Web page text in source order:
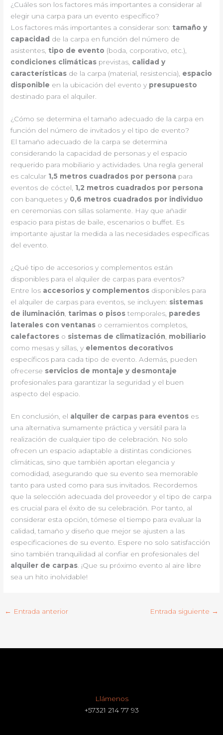
¿Cuáles son los factores más importantes a considerar al
elegir una carpa para un evento específico?
Los factores más importantes a considerar son: tamaño y
capacidad de la carpa en función del número de
asistentes, tipo de evento (boda, corporativo, etc.),
condiciones climáticas previstas, calidad y
características de la carpa (material, resistencia), espacio
disponible en la ubicación del evento y presupuesto
destinado para el alquiler.
¿Cómo se determina el tamaño adecuado de la carpa en
función del número de invitados y el tipo de evento?
El tamaño adecuado de la carpa se determina
considerando la capacidad de personas y el espacio
requerido para mobiliario y actividades. Una regla general
es calcular 1,5 metros cuadrados por persona para
eventos de cóctel, 1,2 metros cuadrados por persona
con banquetes y 0,6 metros cuadrados por individuo
en ceremonias con sillas solamente. Hay que añadir
espacio para pistas de baile, escenarios o buffet. Es
importante ajustar la medida a las necesidades específicas
del evento.
¿Qué tipo de accesorios y complementos están
disponibles para el alquiler de carpas para eventos?
Entre los accesorios y complementos disponibles para
el alquiler de carpas para eventos, se incluyen: sistemas
de iluminación tarimas o pisos temporales, paredes
laterales con ventanas o cerramientos completos,
calefactores o sistemas de climatización mobiliario
como mesas y sillas, y elementos decorativos
específicos para cada tipo de evento. Además, pueden
ofrecerse servicios de montaje y desmontaje
profesionales para garantizar la seguridad y el buen
aspecto del espacio.
En conclusión, el alquiler de carpas para eventos es
una alternativa sumamente práctica y versátil para la
realización de cualquier tipo de celebración. No solo
ofrecen un espacio adaptable a distintas condiciones
climáticas, sino que también aportan elegancia y
comodidad, asegurando que su evento sea memorable
tanto para usted como para sus invitados. Recordemos
que la selección adecuada del proveedor y el tipo de carpa
es crucial para el éxito de su celebración. Por tanto, al
considerar esta opción, tómese el tiempo para evaluar la
calidad, tamaño y diseño que mejor se ajusten a las
especificaciones de su evento. Espere no solo satisfacción
sino también tranquilidad al confiar en profesionales del
alquiler de carpas . ¡Que su próximo evento al aire libre
sea un hito inolvidable!
← Entrada anterior Entrada siguiente →
Llámenos
+57321 214 77 93